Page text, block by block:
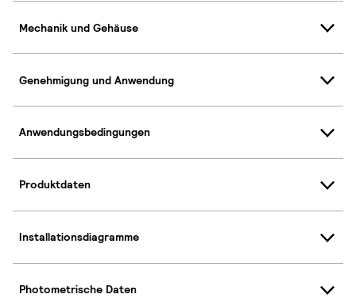
Mechanik und Gehäuse
Genehmigung und Anwendung
Anwendungsbedingungen
Produktdaten
Installationsdiagramme
Photometrische Daten